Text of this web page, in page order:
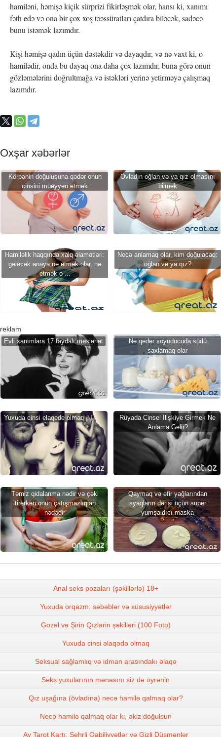
hamiləni, həmişə kiçik sürprizi fikirləşmək olar, hansı ki, xanımı
fəth edə və ona bir çox xoş təəssüratları çatdıra biləcək, sadəcə
bunu istəmək lazımdır.
Kişi həmişə qadın üçün dəstəkdir və dayaqdır, və nə vaxt ki, o
hamilədir, onda bu dayaq ona daha çox lazımdır, buna görə onun
gözləmələrini doğrultmağa və istəkləri yerinə yetirməyə çalışmaq
lazımdır.
Oxşar xəbərlər
Körpənin doğuluşuna qədər onun
cinsini müəyyən etmək
Övladın oğlan və ya qız olmasını
bilmək
Hamiləlik haqqında xalq əlamətləri:
gələcək anaya nə etmək olar, nə
etmək o ...
Necə anlamaq olar, kim doğulacaq:
oğlan və ya qız?
reklam
Evli xanımlara 17 faydalı məsləhət
Nə qədər soyuducuda südü
saxlamaq olar
Yuxuda cinsi elaqede olmaq
Rüyada Cinsel İlişkiye Girmek Ne
Anlama Gelir?
Təmiz qidalanma nədir və çəki
itirərkən onun çatışmazlıqları
nədədir
Qaymaq və efir yağlarından
ayaqların dərisi üçün super
yumşaldıcı maska
Anal seks pozaları (şəkillərlə) 18+
Yuxuda orqazm: səbəblər və xüsusiyyətlər
Gozəl və Şirin Qızlarin şəkilləri (100 Foto)
Yuxuda cinsi əlaqədə olmaq
Seksual sağlamlıq və idman arasındakı əlaqə
Seks yuxularının mənasını siz də öyrənin
Qız uşağına (övladına) necə hamilə qalmaq olar?
Necə hamilə qalmaq olar ki, əkiz doğulsun
Ay Tarot Kartı: Sehrli Qabiliyyətlər və Gizli Düşmənlər